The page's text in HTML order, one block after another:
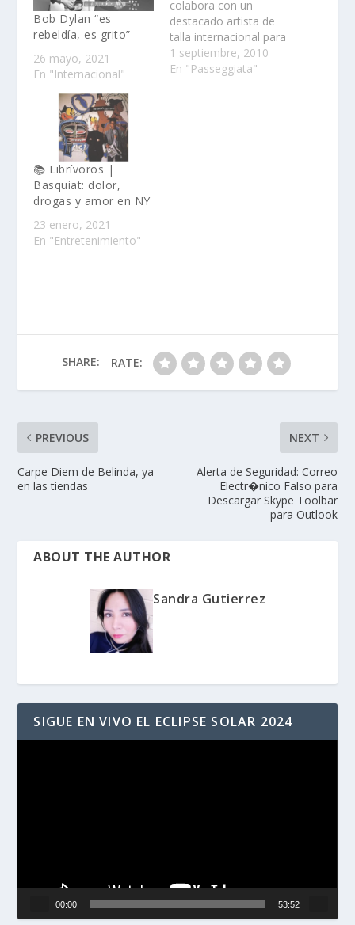
Bob Dylan “es
rebeldía, es grito”
26 mayo, 2021
En "Internacional"
colabora con un
destacado artista de
talla internacional para
lanzar una edición
limitada......
1 septiembre, 2010
En "Passeggiata"
📚 Librívoros |
Basquiat: dolor,
drogas y amor en NY
23 enero, 2021
En "Entretenimiento"
SHARE: RATE:
PREVIOUS
Carpe Diem de Belinda, ya
en las tiendas
NEXT
Alerta de Seguridad: Correo
Electr�nico Falso para
Descargar Skype Toolbar
para Outlook
ABOUT THE AUTHOR
Sandra Gutierrez
SIGUE EN VIVO EL ECLIPSE SOLAR 2024
00:00 53:52